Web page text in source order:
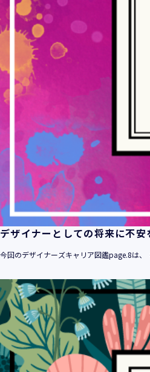
デザイナーとしての将来に不
今回のデザイナーズキャリア図鑑page.8は